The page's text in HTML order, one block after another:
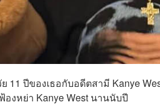
11 ปีของเธอกับอดีตสามี Kanye
งหย่า Kanye West นานนับปี